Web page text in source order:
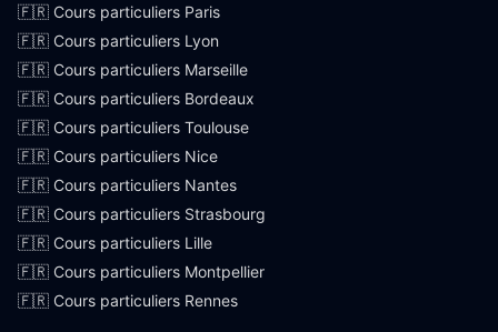
🇫🇷 Cours particuliers Paris
🇫🇷 Cours particuliers Lyon
🇫🇷 Cours particuliers Marseille
🇫🇷 Cours particuliers Bordeaux
🇫🇷 Cours particuliers Toulouse
🇫🇷 Cours particuliers Nice
🇫🇷 Cours particuliers Nantes
🇫🇷 Cours particuliers Strasbourg
🇫🇷 Cours particuliers Lille
🇫🇷 Cours particuliers Montpellier
🇫🇷 Cours particuliers Rennes